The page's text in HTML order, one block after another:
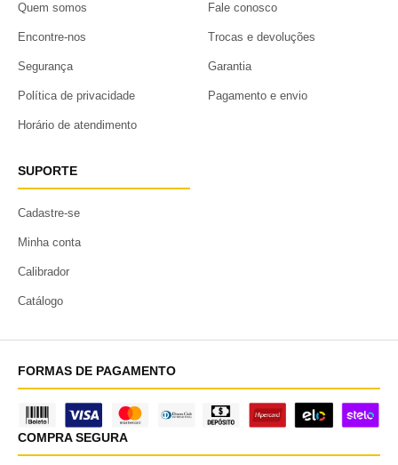
Quem somos
Encontre-nos
Segurança
Política de privacidade
Horário de atendimento
Fale conosco
Trocas e devoluções
Garantia
Pagamento e envio
SUPORTE
Cadastre-se
Minha conta
Calibrador
Catálogo
FORMAS DE PAGAMENTO
COMPRA SEGURA